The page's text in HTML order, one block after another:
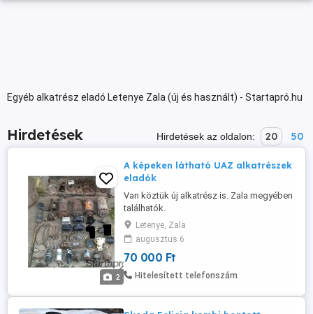
Egyéb alkatrész eladó Letenye Zala (új és használt) - Startapró.hu
Hirdetések Hirdetések az oldalon: 20 50
2
A képeken látható UAZ alkatrészek
eladók
Van köztük új alkatrész is. Zala megyében
találhatók.
Letenye, Zala
augusztus 6
70 000 Ft
Hitelesített telefonszám